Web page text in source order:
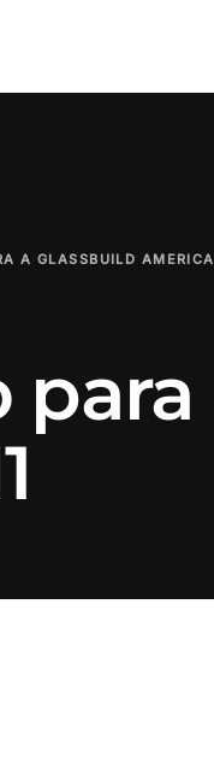
A GLASSBUILD